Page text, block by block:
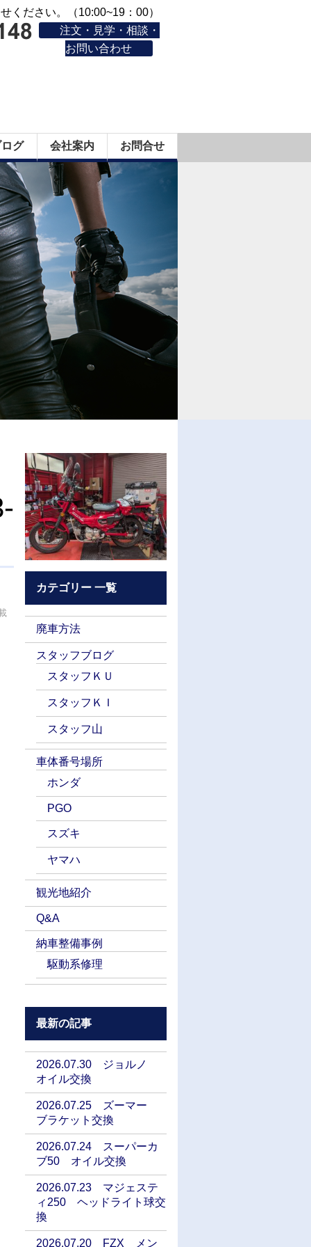
ください。（10:00~19：00）
注文・見学・相談・
お問い合わせ
グ 会社案内 お問合せ
カテゴリー 一覧
廃車方法
スタッフブログ
スタッフＫＵ
スタッフＫＩ
スタッフ山
車体番号場所
ホンダ
PGO
スズキ
ヤマハ
観光地紹介
Q&A
納車整備事例
駆動系修理
最新の記事
2026.07.30 ジョルノ
オイル交換
2026.07.25 ズーマー
ブラケット交換
2026.07.24 スーパーカ
ブ50 オイル交換
2026.07.23 マジェステ
ィ250 ヘッドライト球交
換
2026.07.20 FZX メン